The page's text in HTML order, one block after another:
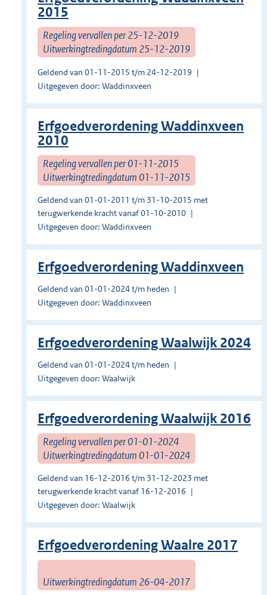
2015
Regeling vervallen per 25-12-2019
Uitwerkingtredingdatum 25-12-2019
Geldend van 01-11-2015 t/m 24-12-2019
Uitgegeven door: Waddinxveen
Erfgoedverordening Waddinxveen
2010
Regeling vervallen per 01-11-2015
Uitwerkingtredingdatum 01-11-2015
Geldend van 01-01-2011 t/m 31-10-2015 met
terugwerkende kracht vanaf 01-10-2010
Uitgegeven door: Waddinxveen
Erfgoedverordening Waddinxveen
Geldend van 01-01-2024 t/m heden
Uitgegeven door: Waddinxveen
Erfgoedverordening Waalwijk 2024
Geldend van 01-01-2024 t/m heden
Uitgegeven door: Waalwijk
Erfgoedverordening Waalwijk 2016
Regeling vervallen per 01-01-2024
Uitwerkingtredingdatum 01-01-2024
Geldend van 16-12-2016 t/m 31-12-2023 met
terugwerkende kracht vanaf 16-12-2016
Uitgegeven door: Waalwijk
Erfgoedverordening Waalre 2017
Uitwerkingtredingdatum 26-04-2017